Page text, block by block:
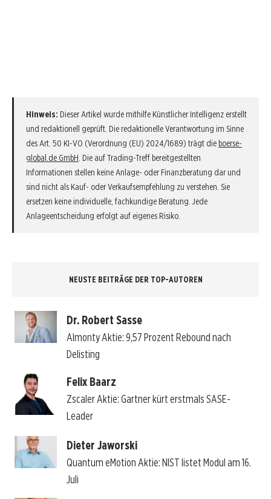
Hinweis: Dieser Artikel wurde mithilfe Künstlicher Intelligenz erstellt
und redaktionell geprüft. Die redaktionelle Verantwortung im Sinne
des Art. 50 KI-VO (Verordnung (EU) 2024/1689) trägt die boerse-
global.de GmbH . Die auf Trading-Treff bereitgestellten
Informationen stellen keine Anlage- oder Finanzberatung dar und
sind nicht als Kauf- oder Verkaufsempfehlung zu verstehen. Sie
ersetzen keine individuelle, fachkundige Beratung. Jede
Anlageentscheidung erfolgt auf eigenes Risiko.
NEUSTE BEITRÄGE DER TOP-AUTOREN
Dr. Robert Sasse
Almonty Aktie: 9,57 Prozent Rebound nach
Delisting
Felix Baarz
Zscaler Aktie: Gartner kürt erstmals SASE-
Leader
Dieter Jaworski
Quantum eMotion Aktie: NIST listet Modul am 16.
Juli